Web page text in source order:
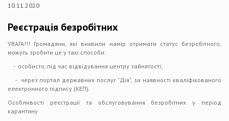
10.11.2020
Реєстрація безробітних
УВАГА!!! Громадяни, які виявили намір отримати статус безробітного,
можуть зробити це у такі способи:
- особисто, під час відвідування центру зайнятості;
- через портал державних послуг "Дія", за наявності кваліфікованого
електронного підпису (КЕП).
Особливості реєстрації та обслуговування безробітних у період
карантину